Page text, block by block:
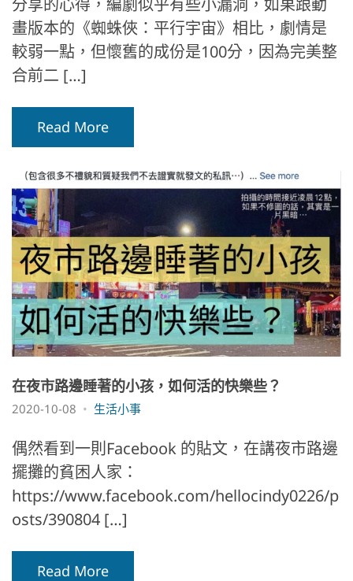
分享的心得，編劇似乎有些小漏洞，如果跟動
畫版本的《蜘蛛俠：平行宇宙》相比，劇情是
較弱一點，但懷舊的成份是100分，因為完美整
合前二 […]
Read More
在夜市路邊睡著的小孩，如何活的快樂些？
2020-10-08 生活小事
偶然看到一則Facebook 的貼文，在講夜市路邊
擺攤的貧困人家：
https://www.facebook.com/hellocindy0226/p
osts/390804 […]
Read More